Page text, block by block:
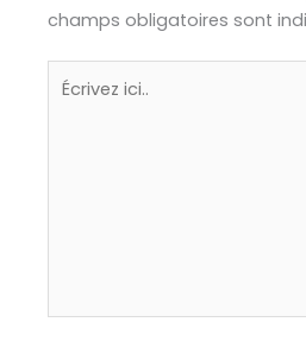
champs obligatoires sont
ici..